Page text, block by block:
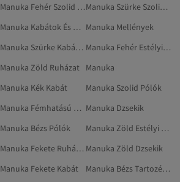
Manuka Fehér Szolid Pólók
Manuka Szürke Szolid Felöltők
Manuka Kabátok És Dzsekik Manuka Mellények
Manuka Szürke Kabátok És Dzsekik
Manuka Fehér Estélyi És Báli Ruhák
Manuka Zöld Ruházat
Manuka
Manuka Kék Kabát
Manuka Szolid Pólók
Manuka Fémhatású Szolid Ruházat Manuka Dzsekik
Manuka Bézs Pólók
Manuka Zöld Estélyi És Báli Ruhák
Manuka Fekete Ruházat Manuka Zöld Dzsekik
Manuka Fekete Kabát
Manuka Bézs Tartozékok